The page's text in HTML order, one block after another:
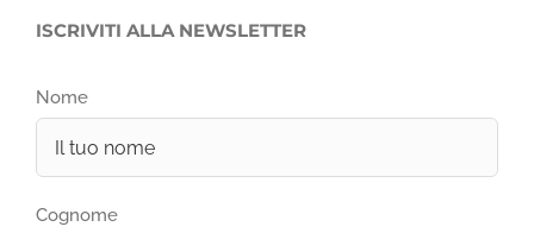
ISCRIVITI ALLA NEWSLETTER
Nome
Cognome